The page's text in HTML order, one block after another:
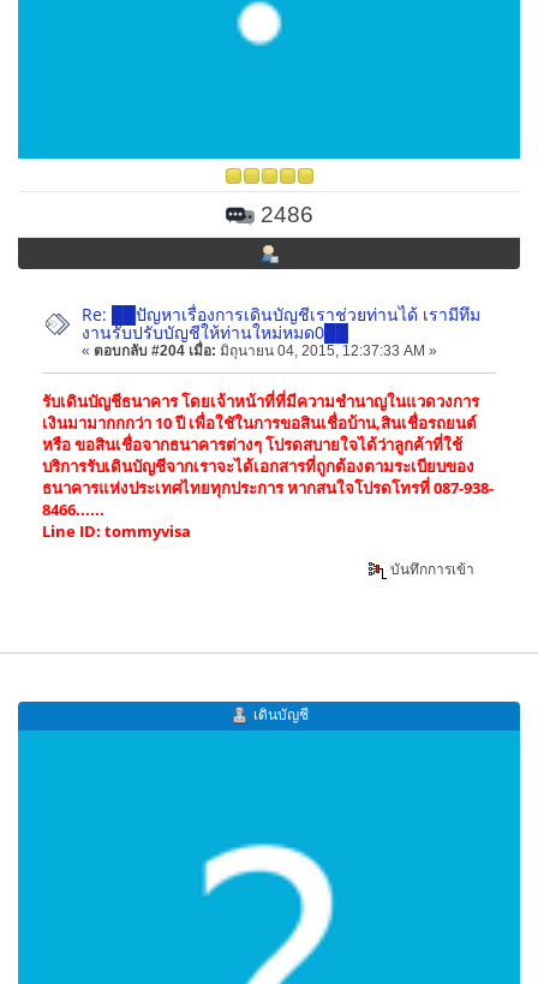
2486
Re: ██ปัญหาเรื่องการเดินบัญชีเราช่วยท่านได้ เรามีทึม
งานรับปรับบัญชีให้ท่านใหม่หมด0██
« ตอบกลับ #204 เมื่อ: มิถุนายน 04, 2015, 12:37:33 AM »
รับเดินบัญชีธนาคาร โดยเจ้าหน้าที่ที่มีความชำนาญในแวดวงการ
เงินมามากกกว่า 10 ปี เพื่อใชัในการขอสินเชื่อบ้าน,สินเชื่อรถยนต์
หรือ ขอสินเชื่อจากธนาคารต่างๆ โปรดสบายใจได้ว่าลูกค้าที่ใช้
บริการรับเดินบัญชีจากเราจะได้เอกสารที่ถูกต้องตามระเบียบของ
ธนาคารแห่งประเทศไทยทุกประการ หากสนใจโปรดโทรที่ 087-938-
8466......
Line ID: tommyvisa
บันทึกการเข้า
เดินบัญชี